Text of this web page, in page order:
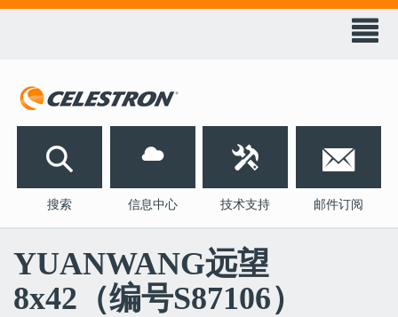
天
技
󰀭
搜索 信息中心

技术支持

邮件订阅
YUANWANG远望
8x42（编号S87106）